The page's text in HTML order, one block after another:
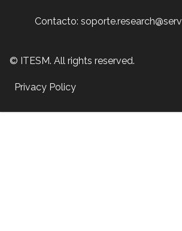
Contacto:
© ITESM. All rights reserved.
Privacy Policy